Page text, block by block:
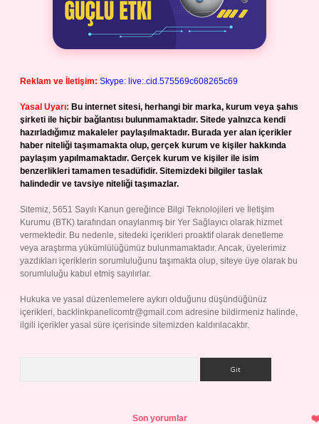
Reklam ve İletişim: Skype: live:.cid.575569c608265c69
Yasal Uyarı: Bu internet sitesi, herhangi bir marka, kurum veya şahıs
şirketi ile hiçbir bağlantısı bulunmamaktadır. Sitede yalnızca kendi
hazırladığımız makaleler paylaşılmaktadır. Burada yer alan içerikler
haber niteliği taşımamakta olup, gerçek kurum ve kişiler hakkında
paylaşım yapılmamaktadır. Gerçek kurum ve kişiler ile isim
benzerlikleri tamamen tesadüfidir. Sitemizdeki bilgiler taslak
halindedir ve tavsiye niteliği taşımazlar.
Sitemiz, 5651 Sayılı Kanun gereğince Bilgi Teknolojileri ve İletişim
Kurumu (BTK) tarafından onaylanmış bir Yer Sağlayıcı olarak hizmet
vermektedir. Bu nedenle, sitedeki içerikleri proaktif olarak denetleme
veya araştırma yükümlülüğümüz bulunmamaktadır. Ancak, üyelerimiz
yazdıkları içeriklerin sorumluluğunu taşımakta olup, siteye üye olarak bu
sorumluluğu kabul etmiş sayılırlar.
Hukuka ve yasal düzenlemelere aykırı olduğunu düşündüğünüz
içerikleri, backlinkpanelicomtr@gmail.com adresine bildirmeniz halinde,
ilgili içerikler yasal süre içerisinde sitemizden kaldırılacaktır.
Son yorumlar